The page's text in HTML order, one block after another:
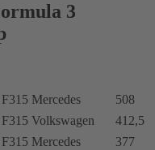
3
Mercedes
508
Volkswagen
412,5
Mercedes 377